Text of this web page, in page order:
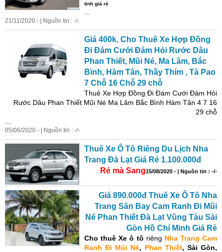
tỉnh giá rẻ
21/11/2020 - | Nguồn tin : -/-
Giá 400k, Cho Thuê Xe Hợp Đồng
Đi Đám Cưới Đám Hỏi Rước Dâu
Phan Thiết, Mũi Né, Ma Lâm, Bắc
Bình, Hàm Tân, Thầy Thím , Tà Pao
7 Chỗ 16 Chỗ 29 chỗ
Thuê Xe Hợp Đồng Đi Đám Cưới Đám Hỏi
Rước Dâu Phan Thiết Mũi Né Ma Lâm Bắc Bình Hàm Tân 4 7 16
29 chỗ
05/06/2020 - | Nguồn tin : -/-
Thuê Xe Ô Tô Riêng Du Lịch Nha
Trang Đà Lạt Giá Rẻ 1.100.000đ
Rẻ mà Sang15/08/2020 - | Nguồn tin : -/-
Giá 890.000đ Thuê Xe Ô Tô Nha
Trang Sân Bay Cam Ranh Đi Mũi
Né Phan Thiết Đà Lạt Vũng Tàu Sài
Gòn Hồ Chí Minh Giá Rẻ
Chothuê Xe ô tô riêng Nha Trang Cam
RanhĐi Mũi Né, Phan Thiết, Sài Gòn,